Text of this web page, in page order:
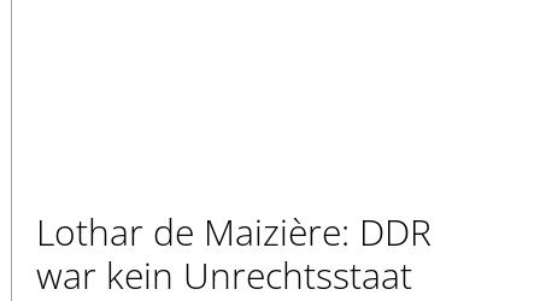
Lothar de Maizière: DDR
war kein Unrechtsstaat